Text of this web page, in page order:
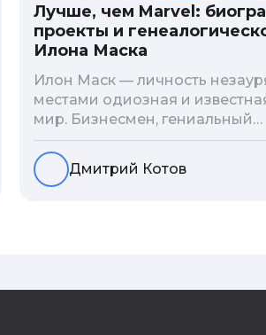
Лучше, чем Marvel:
проекты и
Илона Маска
Илон Маск — личность
местами одиозная и
мир. Бизнесмен, гениальный
изобретатель и миллиардер,
прообраз экранного
человека — настоящий
поделиться с читателями
Дмитрий Котов